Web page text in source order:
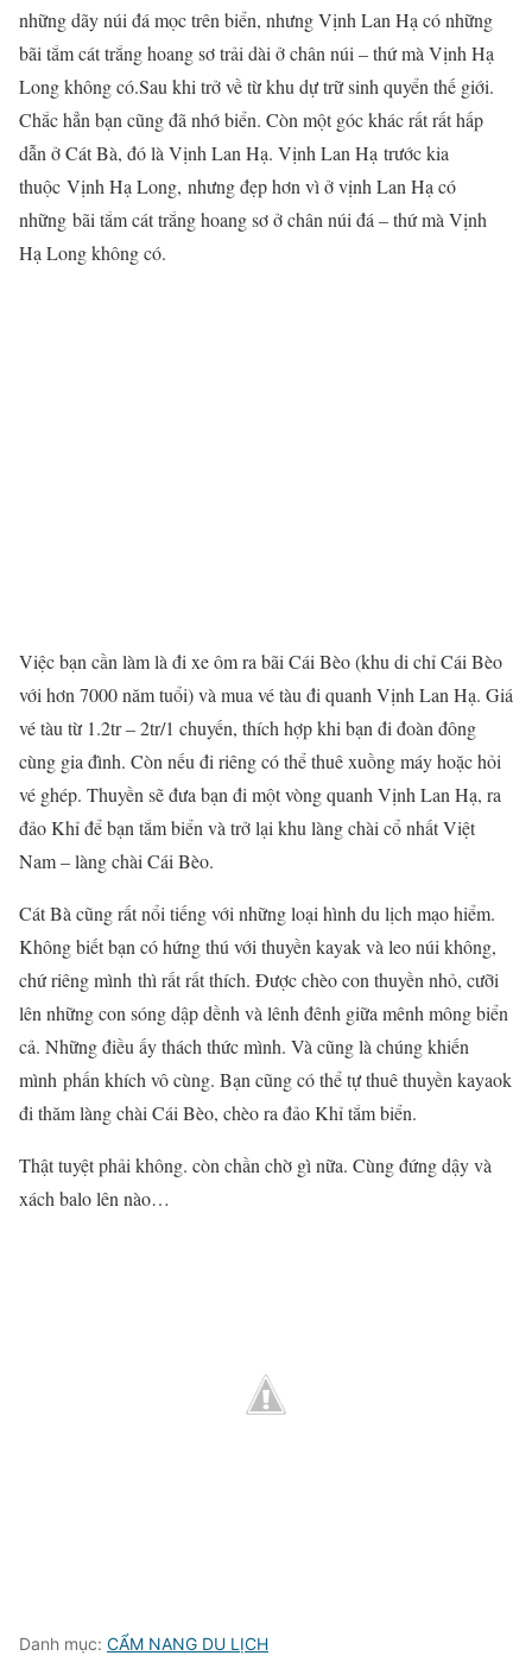
những dãy núi đá mọc trên biển, nhưng Vịnh Lan Hạ có những
bãi tắm cát trắng hoang sơ trải dài ở chân núi – thứ mà Vịnh Hạ
Long không có.Sau khi trở về từ khu dự trữ sinh quyển thế giới.
Chắc hẳn bạn cũng đã nhớ biển. Còn một góc khác rất rất hấp
dẫn ở Cát Bà, đó là Vịnh Lan Hạ. Vịnh Lan Hạ trước kia
thuộc Vịnh Hạ Long, nhưng đẹp hơn vì ở vịnh Lan Hạ có
những bãi tắm cát trắng hoang sơ ở chân núi đá – thứ mà Vịnh
Hạ Long không có.
Việc bạn cần làm là đi xe ôm ra bãi Cái Bèo (khu di chỉ Cái Bèo
với hơn 7000 năm tuổi) và mua vé tàu đi quanh Vịnh Lan Hạ. Giá
vé tàu từ 1.2tr – 2tr/1 chuyến, thích hợp khi bạn đi đoàn đông
cùng gia đình. Còn nếu đi riêng có thể thuê xuồng máy hoặc hỏi
vé ghép. Thuyền sẽ đưa bạn đi một vòng quanh Vịnh Lan Hạ, ra
đảo Khỉ để bạn tắm biển và trở lại khu làng chài cổ nhất Việt
Nam – làng chài Cái Bèo.
Cát Bà cũng rất nổi tiếng với những loại hình du lịch mạo hiểm.
Không biết bạn có hứng thú với thuyền kayak và leo núi không,
chứ riêng mình thì rất rất thích. Được chèo con thuyền nhỏ, cưỡi
lên những con sóng dập dềnh và lênh đênh giữa mênh mông biển
cả. Những điều ấy thách thức mình. Và cũng là chúng khiến
mình phấn khích vô cùng. Bạn cũng có thể tự thuê thuyền kayaok
đi thăm làng chài Cái Bèo, chèo ra đảo Khỉ tắm biển.
Thật tuyệt phải không. còn chần chờ gì nữa. Cùng đứng dậy và
xách balo lên nào…
Danh mục: CẨM NANG DU LỊCH